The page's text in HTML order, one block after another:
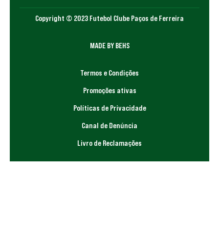
Copyright © 2023 Futebol Clube Paços de Ferreira
MADE BY BEHS
Termos e Condições
Promoções ativas
Políticas de Privacidade
Canal de Denúncia
Livro de Reclamações